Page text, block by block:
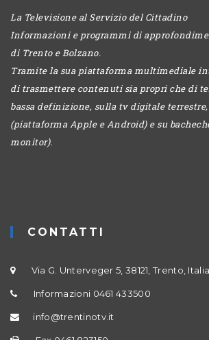
La Televisione al Servizio del Cittadino
Informazioni e programmi di
di Trento e Bolzano.
Tramite la sua piattaforma multimediale
di trasmettere contenuti sia propri che di
bassa definizione, sulla tv digitale
(piattaforma Apple e Android) e su
monitor).
CONTATTI
Via G. Unterveger 5, 38121, Trento, Italia
Informazioni 0461 433500
info@trentinotv.it